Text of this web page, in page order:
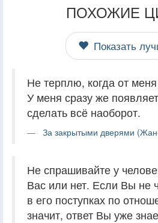
ПОХОЖИЕ
Показать
Не терплю, когда от
У меня сразу же
сделать всё наоборот.
За закрытыми дверями
Не спрашивайте у
Вас или нет. Если Вы не
в его поступках по
значит, ответ Вы уже